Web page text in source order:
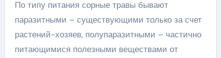
По типу питания сорные травы бывают
паразитными – существующими только за счет
растений-хозяев, полупаразитными – частично
питающимися полезными веществами от